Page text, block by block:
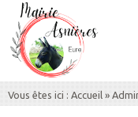
Vous êtes ici : Accueil »